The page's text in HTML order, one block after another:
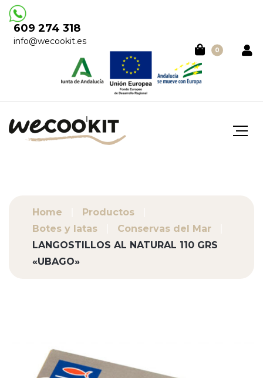
609 274 318
info@wecookit.es
0
Home
Productos
Botes y latas
Conservas del Mar
LANGOSTILLOS AL NATURAL 110 GRS
«UBAGO»